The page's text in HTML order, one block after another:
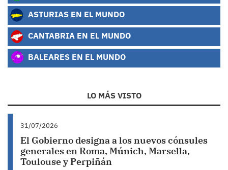
ASTURIAS EN EL MUNDO
CANTABRIA EN EL MUNDO
BALEARES EN EL MUNDO
LO MÁS VISTO
31/07/2026
El Gobierno designa a los nuevos cónsules
generales en Roma, Múnich, Marsella,
Toulouse y Perpiñán